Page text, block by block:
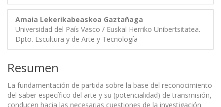
Amaia Lekerikabeaskoa Gaztañaga
Universidad del País Vasco / Euskal Herriko Unibertsitatea.
Dpto. Escultura y de Arte y Tecnología
Resumen
La fundamentación de partida sobre la base del reconocimiento
del saber específico del arte y su (potencialidad) de transmisión,
conducen hacia las necesarias cuestiones de la investigación